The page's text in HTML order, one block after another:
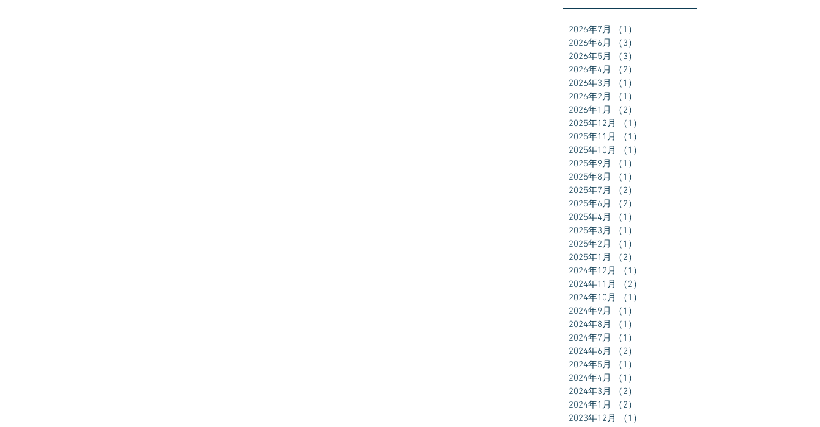
2026年7月 （1）
2026年6月
（3）
2026年5月
（3）
2026年4月
（2）
2026年3月
（1）
2026年2月
（1）
2026年1月
（2）
2025年12月
（1）
2025年11月
（1）
2025年10月
（1）
2025年9月
（1）
2025年8月
（1）
2025年7月
（2）
2025年6月
（2）
2025年4月
（1）
2025年3月
（1）
2025年2月
（1）
2025年1月
（2）
2024年12月
（1）
2024年11月
（2）
2024年10月
（1）
2024年9月
（1）
2024年8月
（1）
2024年7月
（1）
2024年6月
（2）
2024年5月
（1）
2024年4月
（1）
2024年3月
（2）
2024年1月
（2）
2023年12月
（1）